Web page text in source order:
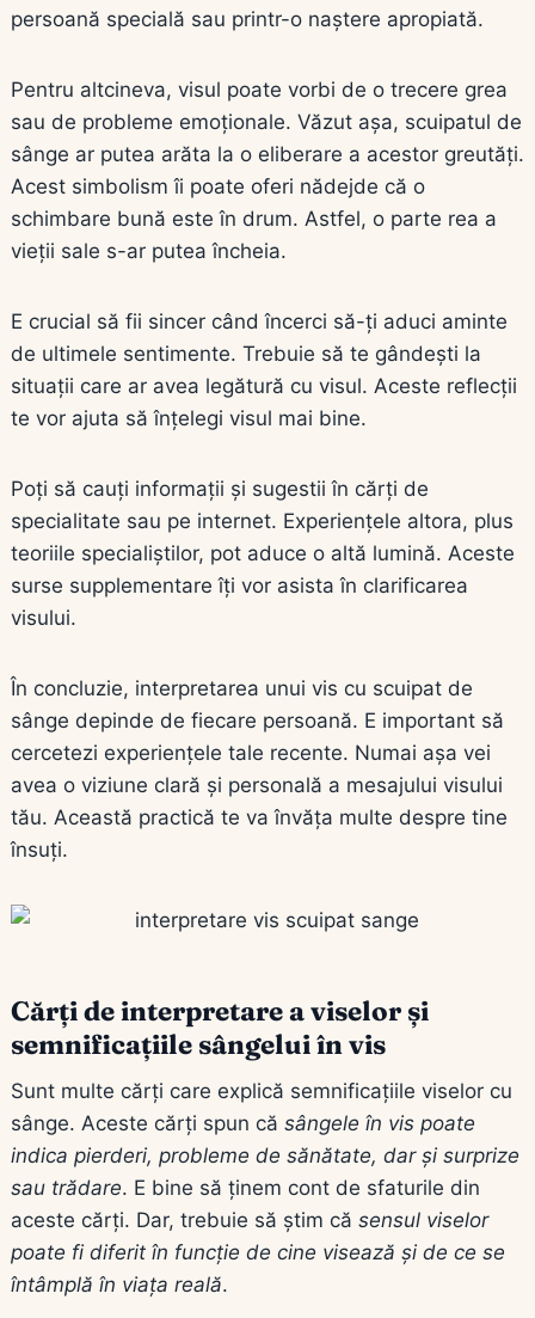
persoană specială sau printr-o naștere apropiată.
Pentru altcineva, visul poate vorbi de o trecere grea
sau de probleme emoționale. Văzut așa, scuipatul de
sânge ar putea arăta la o eliberare a acestor greutăți.
Acest simbolism îi poate oferi nădejde că o
schimbare bună este în drum. Astfel, o parte rea a
vieții sale s-ar putea încheia.
E crucial să fii sincer când încerci să-ți aduci aminte
de ultimele sentimente. Trebuie să te gândești la
situații care ar avea legătură cu visul. Aceste reflecții
te vor ajuta să înțelegi visul mai bine.
Poți să cauți informații și sugestii în cărți de
specialitate sau pe internet. Experiențele altora, plus
teoriile specialiștilor, pot aduce o altă lumină. Aceste
surse supplementare îți vor asista în clarificarea
visului.
În concluzie, interpretarea unui vis cu scuipat de
sânge depinde de fiecare persoană. E important să
cercetezi experiențele tale recente. Numai așa vei
avea o viziune clară și personală a mesajului visului
tău. Această practică te va învăța multe despre tine
însuți.
Cărți de interpretare a viselor și
semnificațiile sângelui în vis
Sunt multe cărți care explică semnificațiile viselor cu
sânge. Aceste cărți spun că sângele în vis poate
indica pierderi, probleme de sănătate, dar și surprize
sau trădare. E bine să ținem cont de sfaturile din
aceste cărți. Dar, trebuie să știm că sensul viselor
poate fi diferit în funcție de cine visează și de ce se
întâmplă în viața reală.